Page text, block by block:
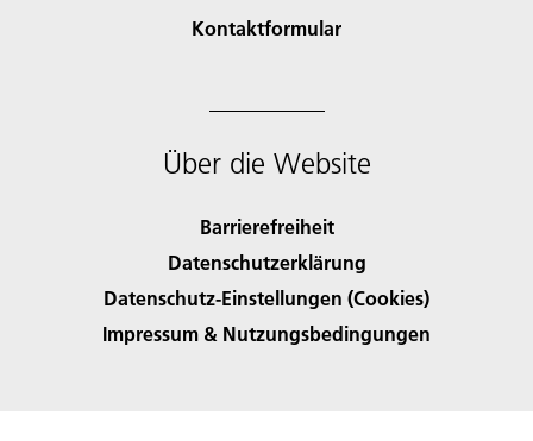
Kontaktformular
Über die Website
Barrierefreiheit
Datenschutzerklärung
Datenschutz-Einstellungen (Cookies)
Impressum & Nutzungsbedingungen